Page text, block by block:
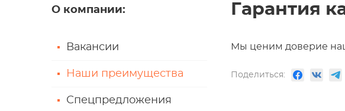
О компании:
Вакансии
Наши преимущества
Спецпредложения
Гарантия
Мы ценим доверие
Поделиться: